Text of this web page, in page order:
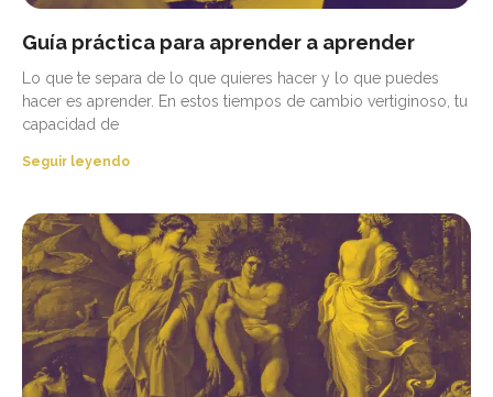
Guía práctica para aprender a aprender
Lo que te separa de lo que quieres hacer y lo que puedes
hacer es aprender. En estos tiempos de cambio vertiginoso, tu
capacidad de
Seguir leyendo